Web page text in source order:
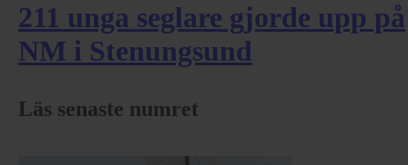
211 unga seglare gjorde upp på
NM i Stenungsund
Läs senaste numret